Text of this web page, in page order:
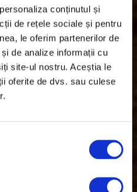
conținutul și
de rețele sociale și pentru
le oferim partenerilor de
de analize informații cu
site-ul nostru. Aceștia le
oferite de dvs. sau culese
sufletul
care fondatorul Nicolae Mircea,
ca monument istoric.
originală încă din 1879 se